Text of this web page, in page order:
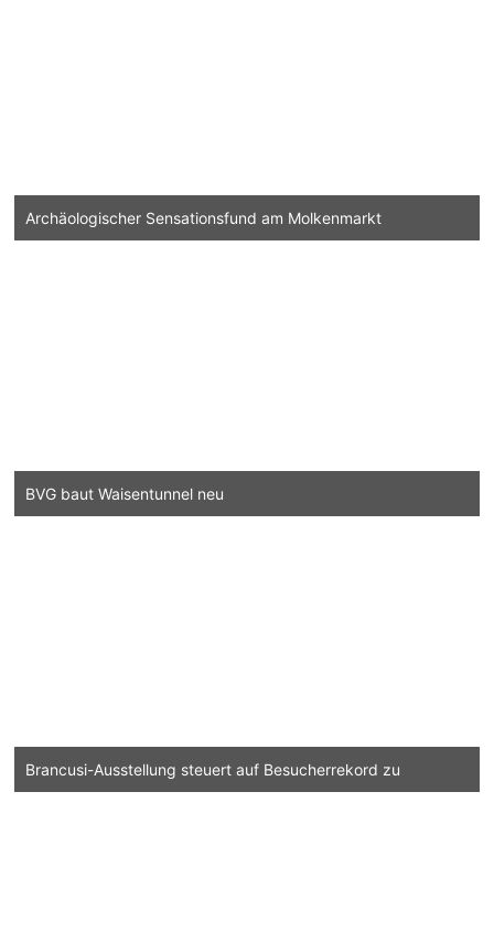
Archäologischer Sensationsfund am Molkenmarkt
BVG baut Waisentunnel neu
Brancusi-Ausstellung steuert auf Besucherrekord zu